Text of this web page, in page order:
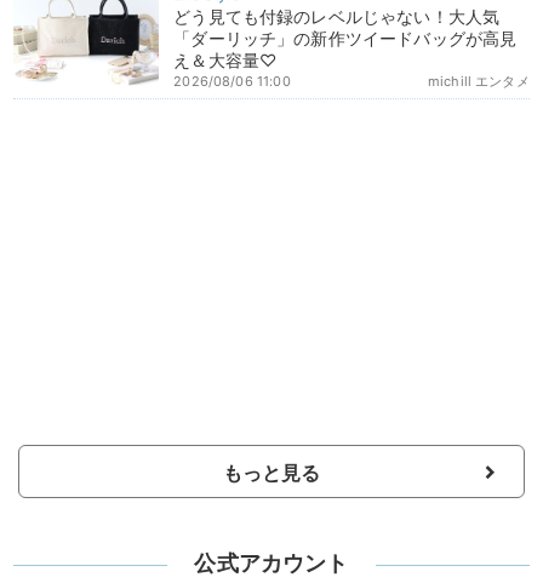
どう見ても付録のレベルじゃない！大人気
「ダーリッチ」の新作ツイードバッグが高見
え＆大容量♡
michill エンタメ
2026/08/06 11:00
もっと見る
公式アカウント